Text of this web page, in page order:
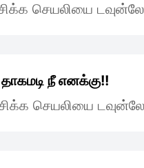
செயலியை
நீ எனக்கு!!
செயலியை